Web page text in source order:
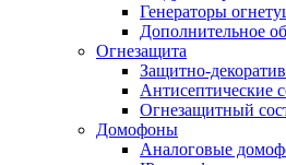
Генераторы
Дополнительное
Огнезащита
Защитно-
Антисептические
Огнезащитный
Домофоны
Аналоговые